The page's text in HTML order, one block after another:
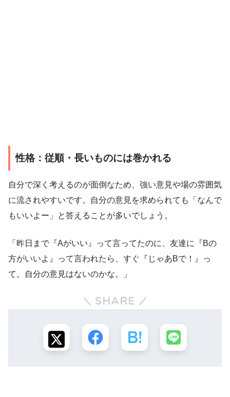
性格：従順・長いものには巻かれる
自分で深く考えるのが面倒なため、強い意見や場の雰囲気
に流されやすいです。自分の意見を求められても「なんで
もいいよー」と答えることが多いでしょう。
「昨日まで『Aがいい』って言ってたのに、友達に『Bの
方がいいよ』って言われたら、すぐ『じゃあBで！』っ
て。自分の意見はないのかな。」
SHARE